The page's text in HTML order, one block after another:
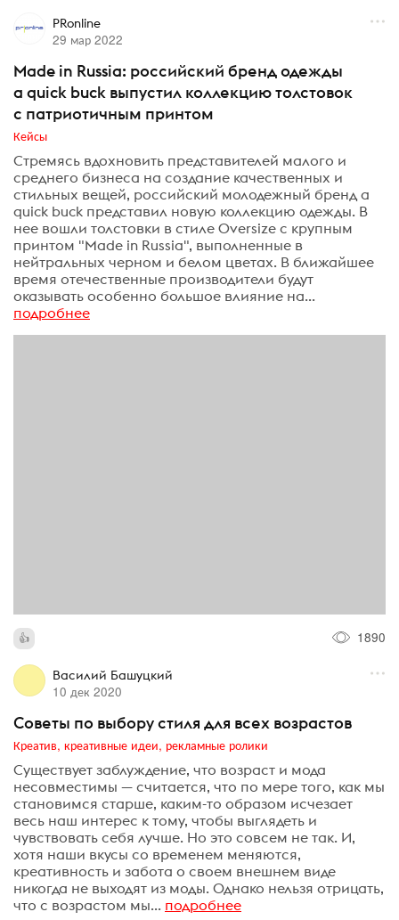
PRonline
29 мар 2022
Made in Russia: российский бренд одежды
a quick buck выпустил коллекцию толстовок
с патриотичным принтом
Кейсы
Стремясь вдохновить представителей малого и
среднего бизнеса на создание качественных и
стильных вещей, российский молодежный бренд a
quick buck представил новую коллекцию одежды. В
нее вошли толстовки в стиле Oversize с крупным
принтом "Made in Russia", выполненные в
нейтральных черном и белом цветах. В ближайшее
время отечественные производители будут
оказывать особенно большое влияние на...
подробнее
1890
Василий Башуцкий
10 дек 2020
Советы по выбору стиля для всех возрастов
Креатив, креативные идеи, рекламные ролики
Существует заблуждение, что возраст и мода
несовместимы — считается, что по мере того, как мы
становимся старше, каким-то образом исчезает
весь наш интерес к тому, чтобы выглядеть и
чувствовать себя лучше. Но это совсем не так. И,
хотя наши вкусы со временем меняются,
креативность и забота о своем внешнем виде
никогда не выходят из моды. Однако нельзя отрицать,
что с возрастом мы... подробнее